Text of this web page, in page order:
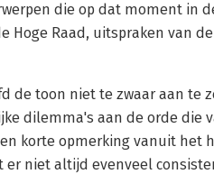
die op dat moment in
Hoge Raad, uitspraken van
de toon niet te zwaar aan te
dilemma's aan de orde die
korte opmerking vanuit het
niet altijd evenveel